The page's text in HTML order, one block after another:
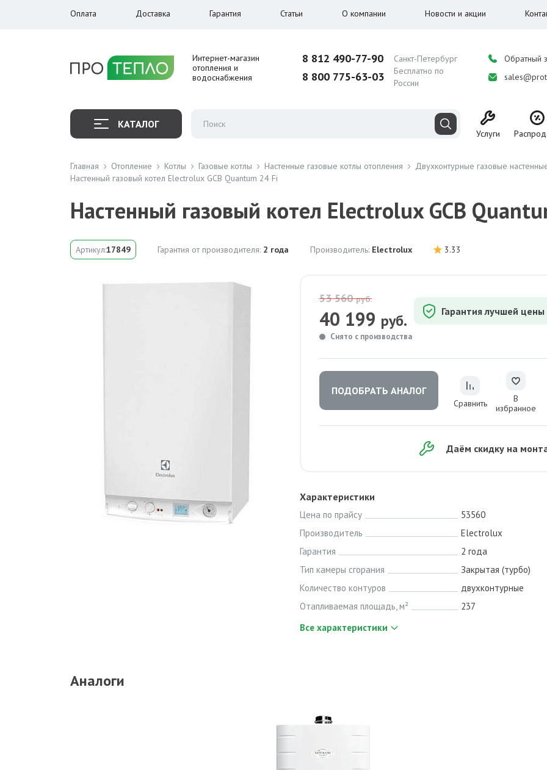
Оплата Доставка Гарантия Статьи О компании Новости и акции
Интернет-магазин
отопления и
водоснабжения
8 812 490-77-90 Санкт-Петербург
8 800 775-63-03
Бесплатно по
России
Обратный
КАТАЛОГ
Услуги
Главная Отопление Котлы Газовые котлы Настенные газовые котлы отопления
Двухконтурные газовые
Настенный газовый котел Electrolux GCB Quantum 24 Fi
Настенный газовый котел Electrolux GCB
Артикул:17849 Гарантия от производителя: 2 года Производитель: Electrolux 3.33
53 560руб.
40 199 руб.
Гарантия лучшей цены
Снято с производства
ПОДОБРАТЬ АНАЛОГ
Сравнить
В
избранное
Даём скидку на
Характеристики
Цена по прайсу
53560
Производитель
Electrolux
Гарантия
2 года
Тип камеры сгорания
Закрытая (турбо)
Количество контуров
двухконтурные
Отапливаемая площадь, м²
237
Все характеристики
Аналоги